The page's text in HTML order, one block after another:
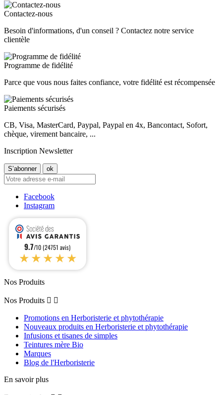
Contactez-nous
Besoin d'informations, d'un conseil ? Contactez notre service
clientèle
Programme de fidélité
Parce que vous nous faites confiance, votre fidélité est récompensée
Paiements sécurisés
CB, Visa, MasterCard, Paypal, Paypal en 4x, Bancontact, Sofort,
chèque, virement bancaire, ...
Inscription Newsletter
Facebook
Instagram
9.7/10 (24751 avis)
★★★★★
Nos Produits
Nos Produits  
Promotions en Herboristerie et phytothérapie
Nouveaux produits en Herboristerie et phytothérapie
Infusions et tisanes de simples
Teintures mère Bio
Marques
Blog de l'Herboristerie
En savoir plus